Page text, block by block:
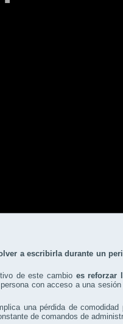
a escribirla durante un
de este cambio es reforzar
con acceso a una
una pérdida de
de comandos de